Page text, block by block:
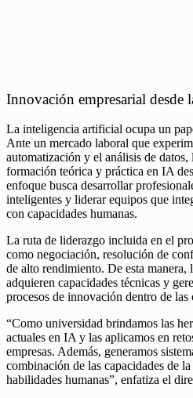
Innovación empresarial desde
La inteligencia artificial ocupa un
Ante un mercado laboral que
automatización y el análisis de datos,
formación teórica y práctica en IA
enfoque busca desarrollar
inteligentes y liderar equipos que
con capacidades humanas.
La ruta de liderazgo incluida en el
como negociación, resolución de
de alto rendimiento. De esta manera,
adquieren capacidades técnicas y
procesos de innovación dentro de las
“Como universidad brindamos las
actuales en IA y las aplicamos en
empresas. Además, generamos
combinación de las capacidades de
habilidades humanas”, enfatiza el